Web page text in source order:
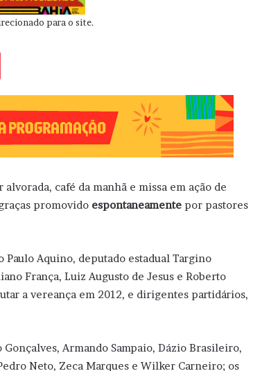
para o site.
café da manhã e missa em ação de
promovido espontaneamente por pastores
Aquino, deputado estadual Targino
França, Luiz Augusto de Jesus e Roberto
a vereança em 2012, e dirigentes partidários,
Armando Sampaio, Dázio Brasileiro,
Neto, Zeca Marques e Wilker Carneiro; os